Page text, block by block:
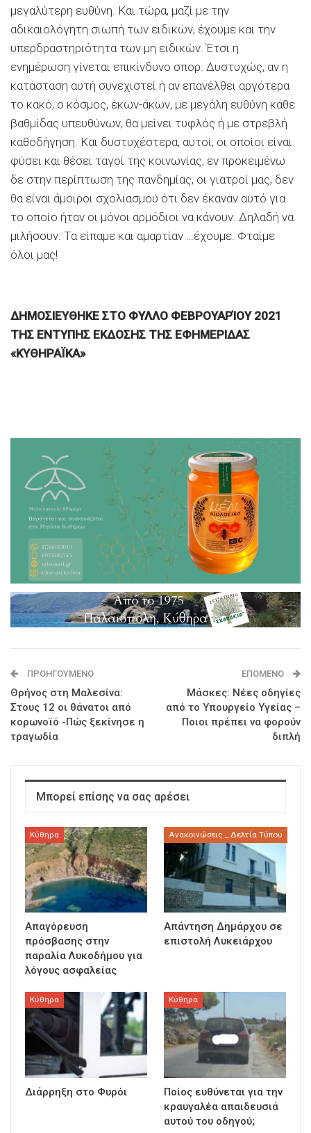
μεγαλύτερη ευθύνη. Και τώρα, μαζί με την
αδικαιολόγητη σιωπή των ειδικών, έχουμε και την
υπερδραστηριότητα των μη ειδικών. Έτσι η
ενημέρωση γίνεται επικίνδυνο σπορ. Δυστυχώς, αν η
κατάσταση αυτή συνεχιστεί ή αν επανέλθει αργότερα
το κακό, ο κόσμος, έκων-άκων, με μεγάλη ευθύνη κάθε
βαθμίδας υπευθύνων, θα μείνει τυφλός ή με στρεβλή
καθοδήγηση. Και δυστυχέστερα, αυτοί, οι οποίοι είναι
φύσει και θέσει ταγοί της κοινωνίας, εν προκειμένω
δε στην περίπτωση της πανδημίας, οι γιατροί μας, δεν
θα είναι άμοιροι σχολιασμού ότι δεν έκαναν αυτό για
το οποίο ήταν οι μόνοι αρμόδιοι να κάνουν. Δηλαδή να
μιλήσουν. Τα είπαμε και αμαρτίαν …έχουμε. Φταίμε
όλοι μας!
ΔΗΜΟΣΙΕΥΘΗΚΕ ΣΤΟ ΦΥΛΛΟ ΦΕΒΡΟΥΑΡΊΟΥ 2021
ΤΗΣ ΕΝΤΥΠΗΣ ΕΚΔΟΣΗΣ ΤΗΣ ΕΦΗΜΕΡΙΔΑΣ
«ΚΥΘΗΡΑΪΚΑ»
ΠΡΟΗΓΟΎΜΕΝΟ
Θρήνος στη Μαλεσίνα:
Στους 12 οι θάνατοι από
κορωνοϊό -Πώς ξεκίνησε η
τραγωδία
ΕΠΌΜΕΝΟ
Μάσκες: Νέες οδηγίες
από το Υπουργείο Υγείας –
Ποιοι πρέπει να φορούν
διπλή
Μπορεί επίσης να σας αρέσει
Κύθηρα
Απαγόρευση
πρόσβασης στην
παραλία Λυκοδήμου για
λόγους ασφαλείας
Ανακοινώσεις _ Δελτία Τύπου
Απάντηση Δημάρχου σε
επιστολή Λυκειάρχου
Κύθηρα
Διάρρηξη στο Φυρόι
Κύθηρα
Ποίος ευθύνεται για την
κραυγαλέα απαιδευσιά
αυτού του οδηγού;